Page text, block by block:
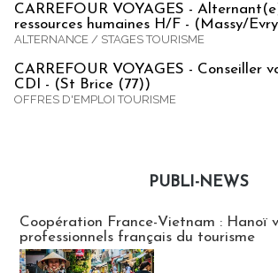
CARREFOUR VOYAGES -
ressources humaines H/F - (Massy/
ALTERNANCE / STAGES TOURISME
CARREFOUR VOYAGES - Conseiller
CDI - (St Brice (77))
OFFRES D'EMPLOI TOURISME
PUBLI-NEWS
Coopération France-Vietnam : Hanoï
professionnels français du tourisme